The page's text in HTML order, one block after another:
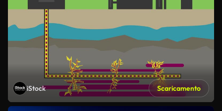
iStock Scaricamento